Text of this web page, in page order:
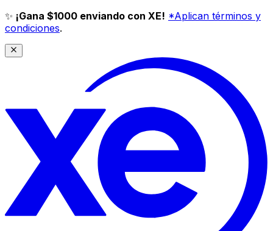
✨ ¡Gana $1000 enviando con XE! *Aplican términos y
condiciones.